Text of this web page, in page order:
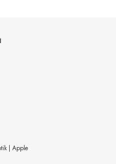
G. Camları